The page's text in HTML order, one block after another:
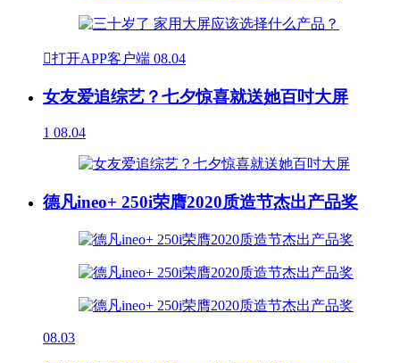
打开APP客户端 08.04
女友爱追综艺？七夕惊喜就送她百吋大屏
1 08.04
德凡ineo+ 250i荣膺2020质造节杰出产品奖
08.03